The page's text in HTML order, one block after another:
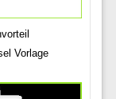
Vorlage